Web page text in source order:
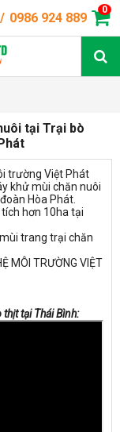
/ 0986 924 889
0
tại Trại bò
trường Việt Phát
khử mùi chăn nuôi
Hòa Phát.
hơn 10ha tại
trang trại chăn
MÔI TRƯỜNG VIỆT
tại Thái Bình: